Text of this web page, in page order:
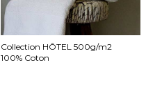
Collection HÔTEL 500g/m2
100% Coton